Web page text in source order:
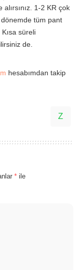
1-2 KR çok
dönemde tüm pant
süreli
de.
hesabımdan takip
* ile